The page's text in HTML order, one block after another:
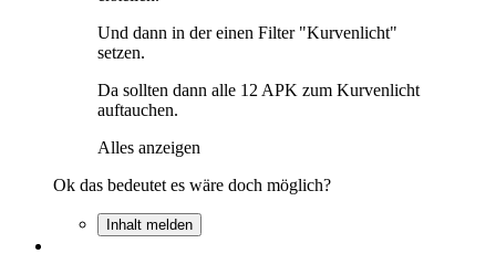
Und dann in der einen Filter "Kurvenlicht"
setzen.
Da sollten dann alle 12 APK zum Kurvenlicht
auftauchen.
Alles anzeigen
Ok das bedeutet es wäre doch möglich?
Inhalt melden